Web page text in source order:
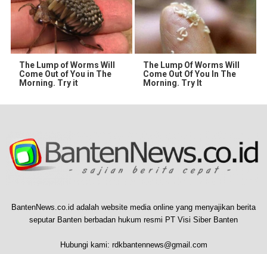
The Lump of Worms Will
Come Out of You in The
Morning. Try it
The Lump Of Worms Will
Come Out Of You In The
Morning. Try It
BantenNews.co.id adalah website media online yang menyajikan berita
seputar Banten berbadan hukum resmi PT Visi Siber Banten
Hubungi kami: rdkbantennews@gmail.com